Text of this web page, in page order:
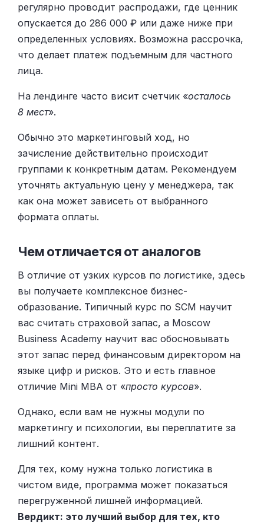
регулярно проводит распродажи, где ценник
опускается до 286 000 ₽ или даже ниже при
определенных условиях. Возможна рассрочка,
что делает платеж подъемным для частного
лица.
На лендинге часто висит счетчик «осталось
8 мест».
Обычно это маркетинговый ход, но
зачисление действительно происходит
группами к конкретным датам. Рекомендуем
уточнять актуальную цену у менеджера, так
как она может зависеть от выбранного
формата оплаты.
Чем отличается от аналогов
В отличие от узких курсов по логистике, здесь
вы получаете комплексное бизнес-
образование. Типичный курс по SCM научит
вас считать страховой запас, а Moscow
Business Academy научит вас обосновывать
этот запас перед финансовым директором на
языке цифр и рисков. Это и есть главное
отличие Mini MBA от «просто курсов».
Однако, если вам не нужны модули по
маркетингу и психологии, вы переплатите за
лишний контент.
Для тех, кому нужна только логистика в
чистом виде, программа может показаться
перегруженной лишней информацией.
Вердикт: это лучший выбор для тех, кто